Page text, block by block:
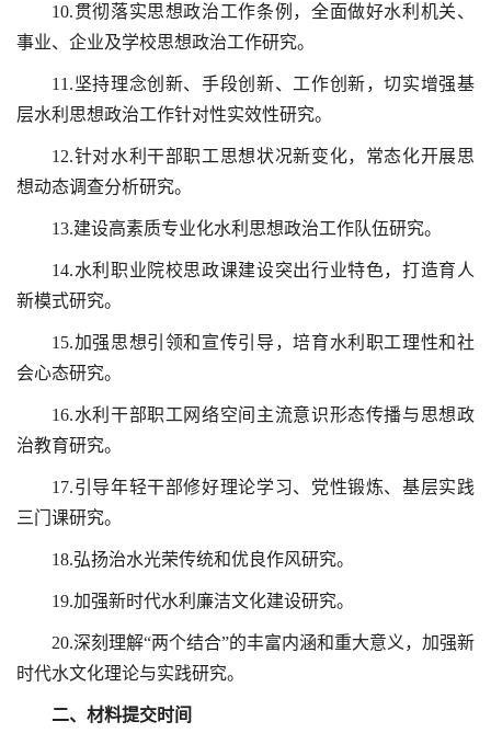
10.贯彻落实思想政治工作条例，全面做好水利机关、
事业、企业及学校思想政治工作研究。
11.坚持理念创新、手段创新、工作创新，切实增强基
层水利思想政治工作针对性实效性研究。
12.针对水利干部职工思想状况新变化，常态化开展思
想动态调查分析研究。
13.建设高素质专业化水利思想政治工作队伍研究。
14.水利职业院校思政课建设突出行业特色，打造育人
新模式研究。
15.加强思想引领和宣传引导，培育水利职工理性和社
会心态研究。
16.水利干部职工网络空间主流意识形态传播与思想政
治教育研究。
17.引导年轻干部修好理论学习、党性锻炼、基层实践
三门课研究。
18.弘扬治水光荣传统和优良作风研究。
19.加强新时代水利廉洁文化建设研究。
20.深刻理解“两个结合”的丰富内涵和重大意义，加强新
时代水文化理论与实践研究。
二、材料提交时间